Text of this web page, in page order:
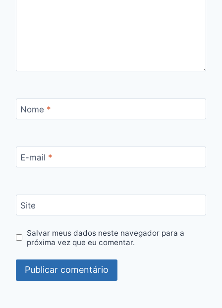
Nome *
E-mail *
Site
Salvar meus dados neste navegador para a
próxima vez que eu comentar.